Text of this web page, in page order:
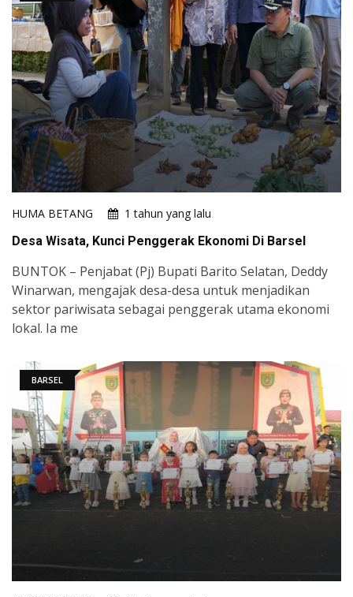
HUMA BETANG
1 tahun yang lalu
Desa Wisata, Kunci Penggerak Ekonomi Di Barsel
BUNTOK – Penjabat (Pj) Bupati Barito Selatan, Deddy
Winarwan, mengajak desa-desa untuk menjadikan
sektor pariwisata sebagai penggerak utama ekonomi
lokal. Ia me
BARSEL